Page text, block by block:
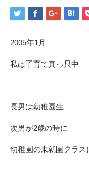
2005年1月
私は子育て真っ只中
長男は幼稚園生
次男が2歳の時に
幼稚園の未就園クラス